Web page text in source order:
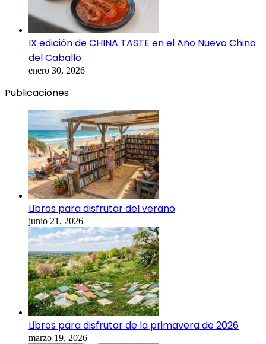
IX edición de CHINA TASTE en el Año Nuevo Chino
del Caballo
enero 30, 2026
Publicaciones
Libros para disfrutar del verano
junio 21, 2026
Libros para disfrutar de la primavera de 2026
marzo 19, 2026